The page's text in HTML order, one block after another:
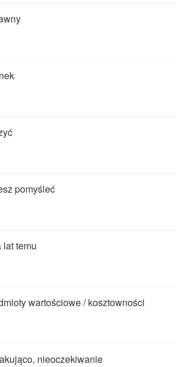
pomyśleć
lat temu
wartościowe / kosztowności
nieoczekiwanie